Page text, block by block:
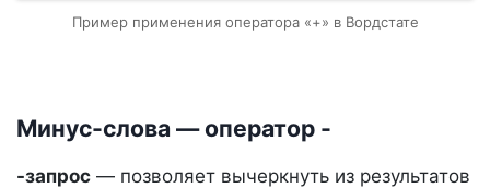
Пример применения оператора «+» в Вордстате
Минус-слова — оператор -
-запрос — позволяет вычеркнуть из результатов